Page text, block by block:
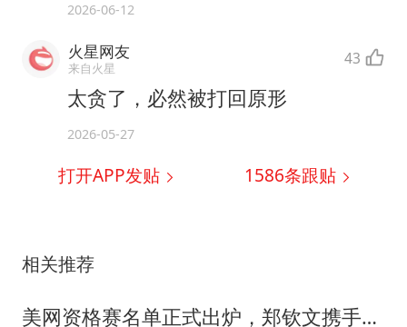
2026-06-12
火星网友
来自火星 43
太贪了，必然被打回原形
2026-05-27
打开APP发贴 1586条跟贴
相关推荐
美网资格赛名单正式出炉，郑钦文携手2位大满贯出战，16岁新星入围